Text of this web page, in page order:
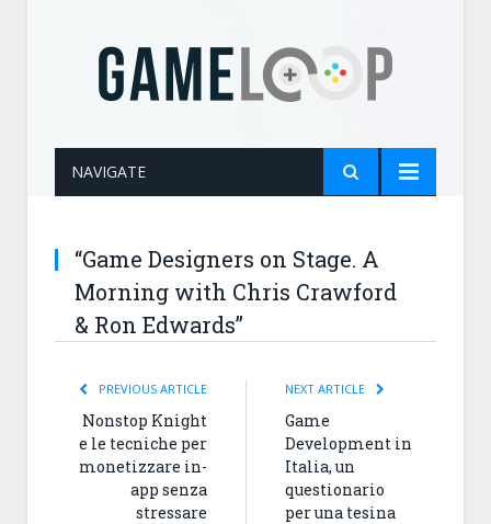
NAVIGATE
“Game Designers on Stage. A
Morning with Chris Crawford
& Ron Edwards”
PREVIOUS ARTICLE
Nonstop Knight
e le tecniche per
monetizzare in-
app senza
stressare
NEXT ARTICLE
Game
Development in
Italia, un
questionario
per una tesina